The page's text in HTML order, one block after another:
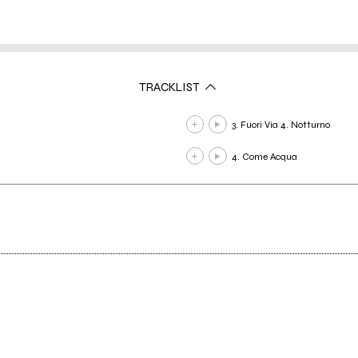
TRACKLIST
3. Fuori Via 4. Notturno
4. Come Acqua